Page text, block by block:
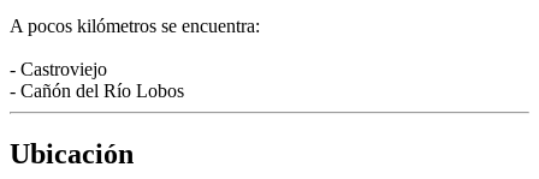
A pocos kilómetros se encuentra:
- Castroviejo
- Cañón del Río Lobos
Ubicación